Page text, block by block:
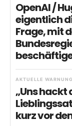
OpenAI /
eigentlich
Frage, mit
AKTUELLE
„Uns hackt
kurz vor